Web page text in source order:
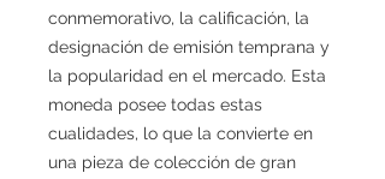
conmemorativo, la calificación, la
designación de emisión temprana y
la popularidad en el mercado. Esta
moneda posee todas estas
cualidades, lo que la convierte en
una pieza de colección de gran